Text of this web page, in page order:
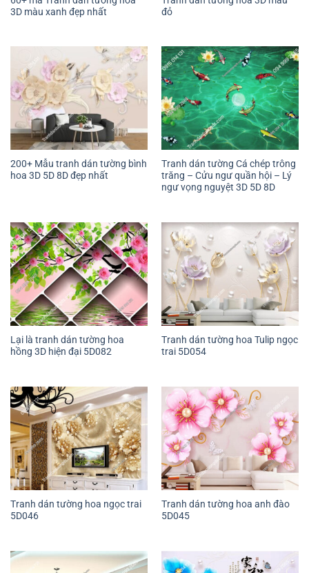
3D màu xanh đẹp nhất
đỏ
200+ Mẫu tranh dán tường bình
hoa 3D 5D 8D đẹp nhất
Tranh dán tường Cá chép trông
trăng – Cửu ngư quần hội – Lý
ngư vọng nguyệt 3D 5D 8D
Lại là tranh dán tường hoa
hồng 3D hiện đại 5D082
Tranh dán tường hoa Tulip ngọc
trai 5D054
Tranh dán tường hoa ngọc trai
5D046
Tranh dán tường hoa anh đào
5D045